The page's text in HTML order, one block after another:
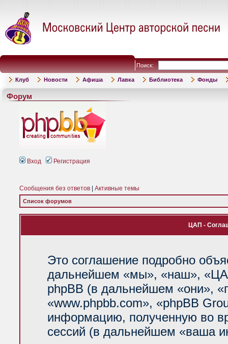
Поиск:
Клуб Новости Афиша Лавка Библиотека Фонды
Форум
Вход Регистрация
Сообщения без ответов Активные темы
Список форумов
ЦАП -
Это соглашение подробно
дальнейшем «мы», «наш»,
phpBB (в дальнейшем «они»,
«www.phpbb.com», «phpBB
информацию, полученную во
сессий (в дальнейшем «ваша